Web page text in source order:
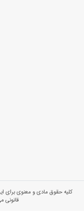
کلیه حقوق مادی و معنوی برای